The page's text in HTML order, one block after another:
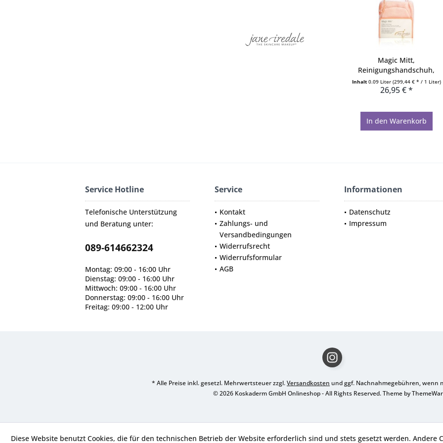
Magic Mitt,
Reinigungshandschuh,
Waschhandschuh...
Inhalt 0.09 Liter (299,44 € * / 1 Liter)
26,95 € *
In den Warenkorb
Service Hotline
Telefonische Unterstützung
und Beratung unter:
089-614662324
Montag: 09:00 - 16:00 Uhr
Dienstag: 09:00 - 16:00 Uhr
Mittwoch: 09:00 - 16:00 Uhr
Donnerstag: 09:00 - 16:00 Uhr
Freitag: 09:00 - 12:00 Uhr
Service
Kontakt
Zahlungs- und
Versandbedingungen
Widerrufsrecht
Widerrufsformular
AGB
Informationen
Datenschutz
Impressum
* Alle Preise inkl. gesetzl. Mehrwertsteuer zzgl.Versandkosten und ggf. Nachnahmegebühren, wenn
© 2026 Koskaderm GmbH Onlineshop - All Rights Reserved. Theme by
Diese Website benutzt Cookies, die für den technischen Betrieb der Website erforderlich sind und stets gesetzt werden. Andere